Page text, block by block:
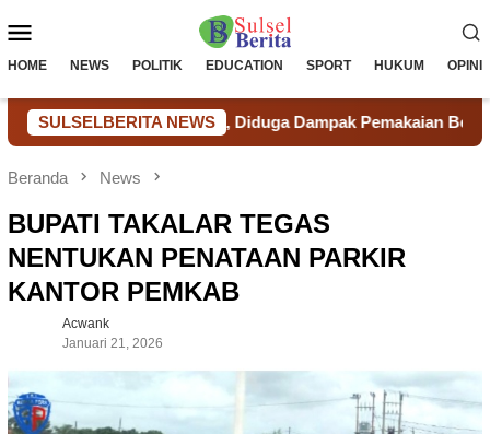
ke
Mobile
HOME NEWS POLITIK EDUCATION SPORT HUKUM OPINI
SULSELBERITA NEWS
Langka, Diduga Dampak Pemakaian Berlebihan
Beranda News
BUPATI TAKALAR TEGAS
NENTUKAN PENATAAN PARKIR
KANTOR PEMKAB
Acwank
Januari 21, 2026